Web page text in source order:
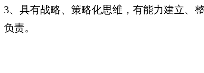
3、具有战略、策略化思维，有能力建立、
负责。